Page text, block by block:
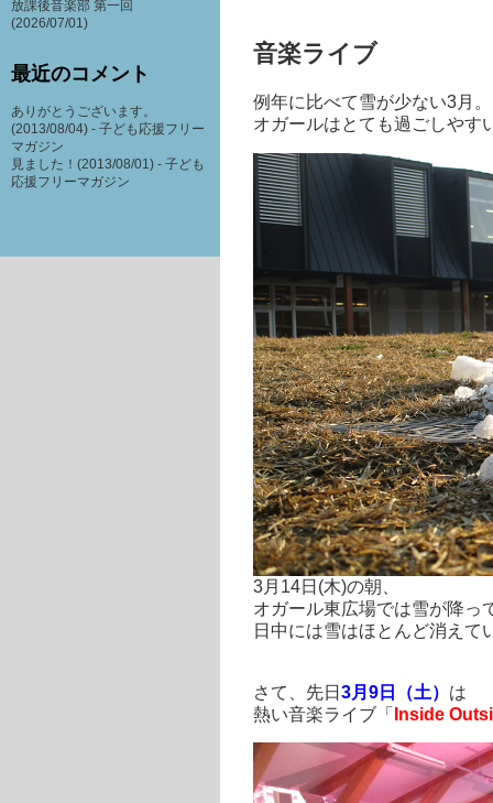
音楽ライブ
例年に比べて雪が少ない3月。
オガールはとても過ごしやす
3月14日(木)の朝、
オガール東広場では雪が降っ
日中には雪はほとんど消えて
さて、先日 3月9日（土） は
熱い音楽ライブ「
Inside
放課後音楽部 第一回
(2026/07/01)
最近のコメント
ありがとうございます。
(2013/08/04) - 子ども応援フリー
マガジン
見ました！(2013/08/01) - 子ども
応援フリーマガジン